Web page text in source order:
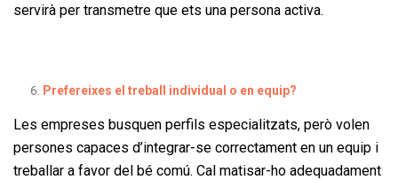
servirà per transmetre que ets una persona activa.
Prefereixes el treball individual o en equip?
Les empreses busquen perfils especialitzats, però volen
persones capaces d’integrar-se correctament en un equip i
treballar a favor del bé comú. Cal matisar-ho adequadament